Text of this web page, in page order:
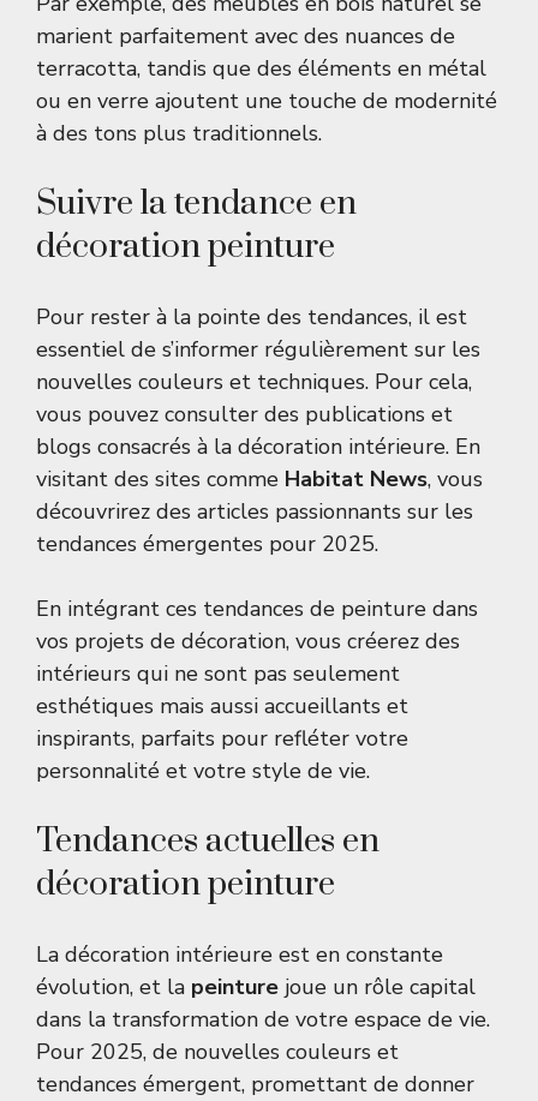
marient parfaitement avec des nuances de
terracotta, tandis que des éléments en métal
ou en verre ajoutent une touche de modernité
à des tons plus traditionnels.
Suivre la tendance en
décoration peinture
Pour rester à la pointe des tendances, il est
essentiel de s’informer régulièrement sur les
nouvelles couleurs et techniques. Pour cela,
vous pouvez consulter des publications et
blogs consacrés à la décoration intérieure. En
visitant des sites comme Habitat News, vous
découvrirez des articles passionnants sur les
tendances émergentes pour 2025.
En intégrant ces tendances de peinture dans
vos projets de décoration, vous créerez des
intérieurs qui ne sont pas seulement
esthétiques mais aussi accueillants et
inspirants, parfaits pour refléter votre
personnalité et votre style de vie.
Tendances actuelles en
décoration peinture
La décoration intérieure est en constante
évolution, et la peinture joue un rôle capital
dans la transformation de votre espace de vie.
Pour 2025, de nouvelles couleurs et
tendances émergent, promettant de donner